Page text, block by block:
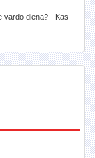
vardo diena? - Kas